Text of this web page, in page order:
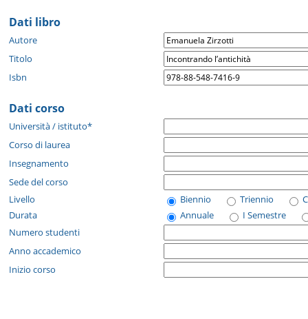
Dati libro
Autore
Titolo
Isbn
Dati corso
Università / istituto*
Corso di laurea
Insegnamento
Sede del corso
Livello
Biennio Triennio
Durata
Annuale
I Semestre
Numero studenti
Anno accademico
Inizio corso